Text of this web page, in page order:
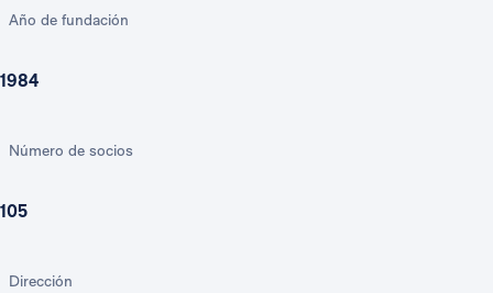
Año de fundación
1984
Número de socios
105
Dirección